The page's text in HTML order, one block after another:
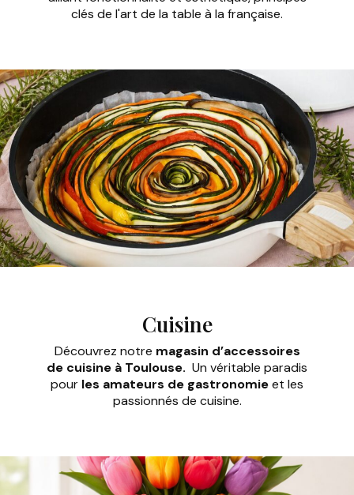
clés de l'art de la table à la française.
Cuisine
Découvrez notre magasin d’accessoires
de cuisine à Toulouse. Un véritable paradis
pour les amateurs de gastronomieet les
passionnés de cuisine.